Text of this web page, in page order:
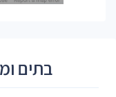
בתים